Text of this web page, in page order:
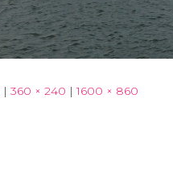
| 360 × 240 | 1600 × 860